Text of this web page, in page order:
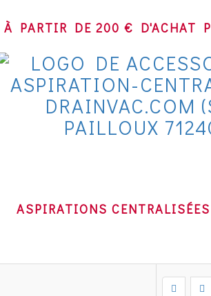
À PARTIR DE 200 € D'ACHAT
ASPIRATIONS CENTRALISÉES